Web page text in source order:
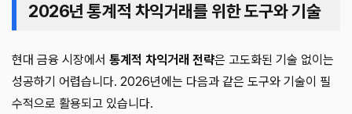
2026년 통계적 차익거래를 위한 도구와 기술
현대 금융 시장에서 통계적 차익거래 전략은 고도화된 기술 없이는
성공하기 어렵습니다. 2026년에는 다음과 같은 도구와 기술이 필
수적으로 활용되고 있습니다.